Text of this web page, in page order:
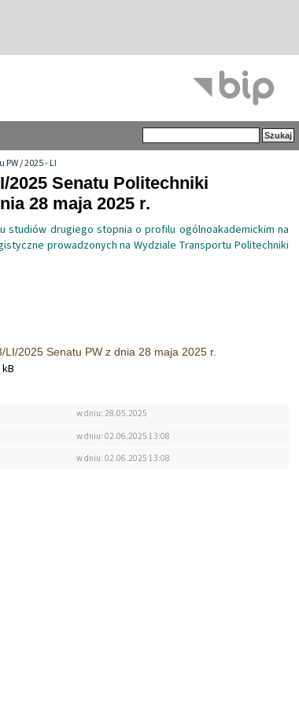
PW/2025 - LI
2025 Senatu Politechniki
28 maja 2025 r.
studiów drugiego stopnia o profilu ogólnoakademickim na
prowadzonych na Wydziale Transportu Politechniki
LI/2025 Senatu PW z dnia 28 maja 2025 r.
w dniu: 28.05.2025
w dniu: 02.06.2025 13:08
w dniu: 02.06.2025 13:08